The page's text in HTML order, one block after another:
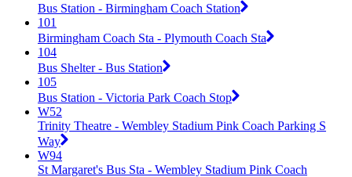
Bus Station - Birmingham Coach Station
101
Birmingham Coach Sta - Plymouth Coach Sta
104
Bus Shelter - Bus Station
105
Bus Station - Victoria Park Coach Stop
W52
Trinity Theatre - Wembley Stadium Pink Coach Parking S
Way
W94
St Margaret's Bus Sta - Wembley Stadium Pink Coach